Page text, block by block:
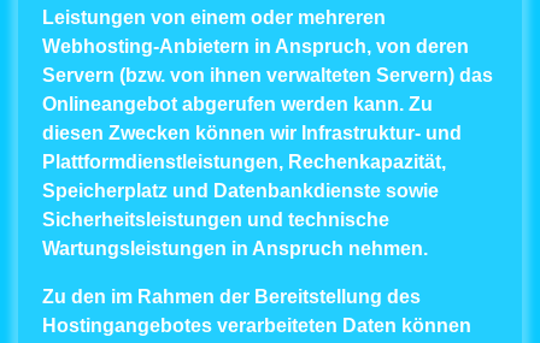
Leistungen von einem oder mehreren
Webhosting-Anbietern in Anspruch, von deren
Servern (bzw. von ihnen verwalteten Servern) das
Onlineangebot abgerufen werden kann. Zu
diesen Zwecken können wir Infrastruktur- und
Plattformdienstleistungen, Rechenkapazität,
Speicherplatz und Datenbankdienste sowie
Sicherheitsleistungen und technische
Wartungsleistungen in Anspruch nehmen.
Zu den im Rahmen der Bereitstellung des
Hostingangebotes verarbeiteten Daten können